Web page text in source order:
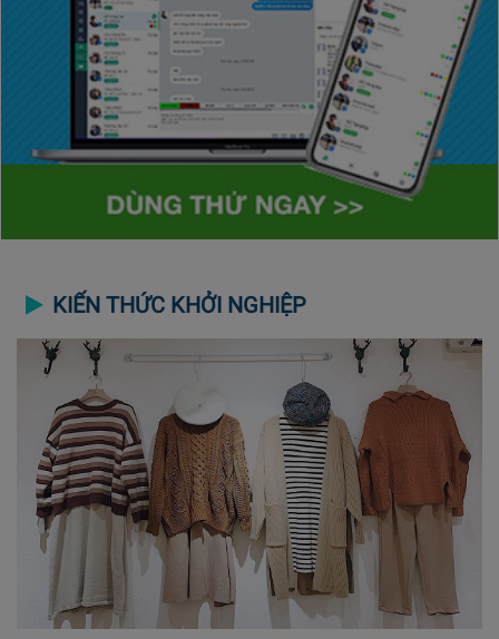
KIẾN THỨC KHỞI NGHIỆP